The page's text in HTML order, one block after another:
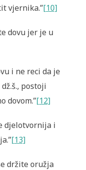
vjernika.”[10]
dovu jer je u
i ne reci da je
postoji
dovom.”[12]
djelotvornija i
[13]
držite oružja